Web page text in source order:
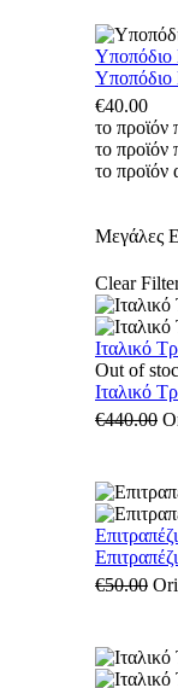
Υποπόδιο
Υποπόδιο
€40.00
το προϊόν
το
το προϊόν
Μεγάλες
Clear
Ιταλικό
Out of
Ιταλικό
€440.00
€50.00